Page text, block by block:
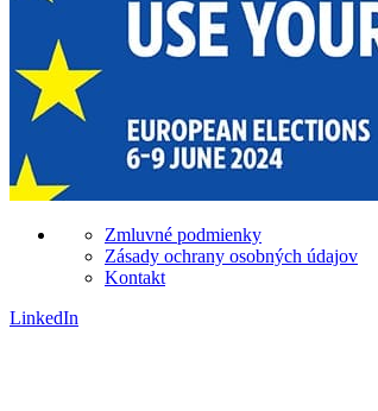
Zmluvné podmienky
Zásady ochrany osobných údajov
Kontakt
LinkedIn